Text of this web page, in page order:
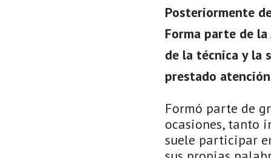
Posteriormente
Forma parte de la
de la técnica y la
prestado
Formó parte de
ocasiones, tanto
suele participar